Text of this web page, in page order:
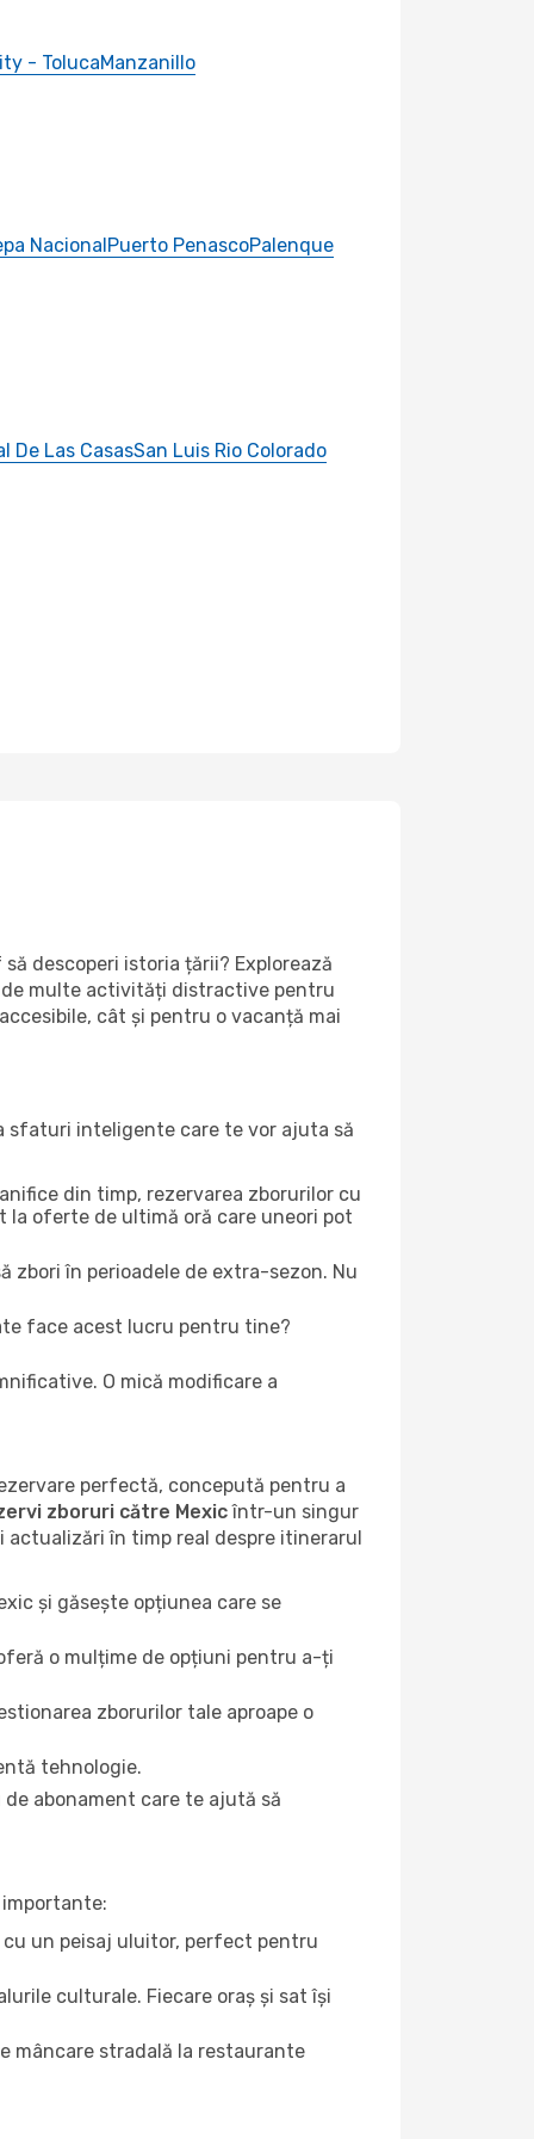
- TolucaManzanillo
NacionalPuerto PenascoPalenque
De Las CasasSan Luis Rio Colorado
descoperi istoria țării? Explorează
de multe activități distractive pentru
cât și pentru o vacanță mai
sfaturi inteligente care te vor ajuta să
din timp, rezervarea zborurilor cu
oferte de ultimă oră care uneori pot
zbori în perioadele de extra-sezon. Nu
face acest lucru pentru tine?
O mică modificare a
perfectă, concepută pentru a
zboruri către Mexicîntr-un singur
actualizări în timp real despre itinerarul
și găsește opțiunea care se
o mulțime de opțiuni pentru a-ți
zborurilor tale aproape o
tehnologie.
abonament care te ajută să
un peisaj uluitor, perfect pentru
culturale. Fiecare oraș și sat își
mâncare stradală la restaurante